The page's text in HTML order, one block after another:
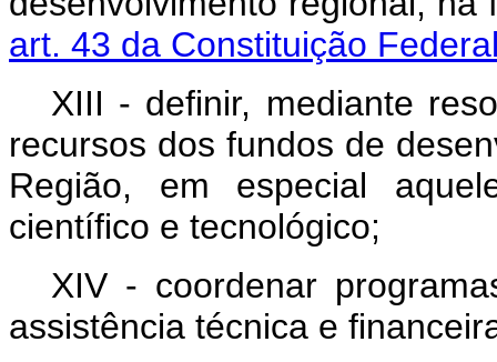
art. 43 da Constituição
XIII - definir, mediante
recursos dos fundos de
Região, em especial
científico e tecnológico;
XIV - coordenar
assistência técnica e